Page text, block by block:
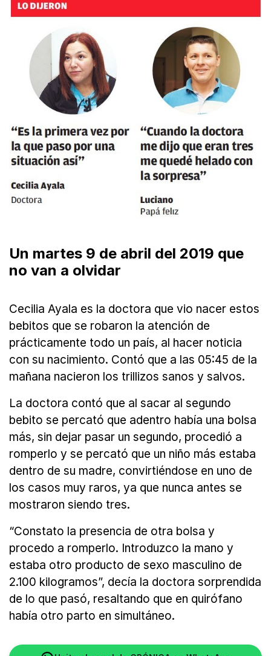
Un martes 9 de abril del 2019 que
no van a olvidar
Cecilia Ayala es la doctora que vio nacer estos
bebitos que se robaron la atención de
prácticamente todo un país, al hacer noticia
con su nacimiento. Contó que a las 05:45 de la
mañana nacieron los trillizos sanos y salvos.
La doctora contó que al sacar al segundo
bebito se percató que adentro había una bolsa
más, sin dejar pasar un segundo, procedió a
romperlo y se percató que un niño más estaba
dentro de su madre, convirtiéndose en uno de
los casos muy raros, ya que nunca antes se
mostraron siendo tres.
“Constato la presencia de otra bolsa y
procedo a romperlo. Introduzco la mano y
estaba otro producto de sexo masculino de
2.100 kilogramos”, decía la doctora sorprendida
de lo que pasó, resaltando que en quirófano
había otro parto en simultáneo.